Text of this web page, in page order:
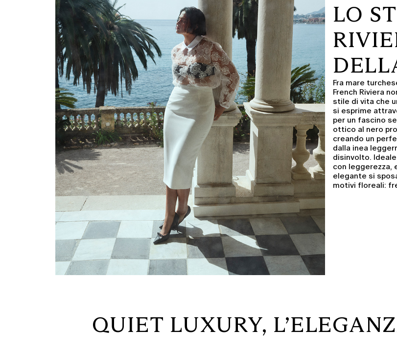
LO
Fra mare
French Riviera
stile di vita che
si esprime
per un fascino
ottico al nero
creando un
dalla inea
disinvolto.
con leggerezza,
elegante si
motivi floreali:
QUIET LUXURY,